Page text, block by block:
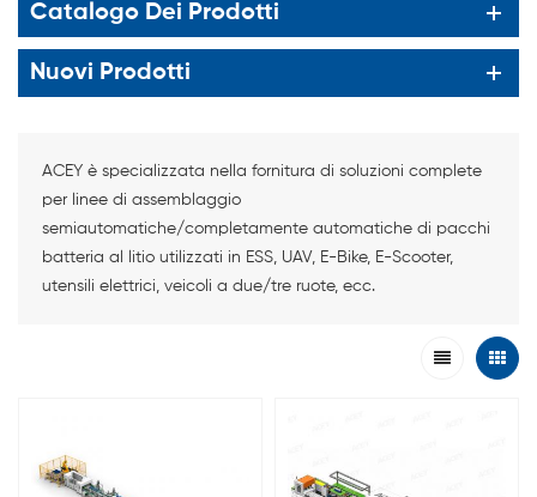
Catalogo Dei Prodotti
Nuovi Prodotti
ACEY è specializzata nella fornitura di soluzioni complete
per linee di assemblaggio
semiautomatiche/completamente automatiche di pacchi
batteria al litio utilizzati in ESS, UAV, E-Bike, E-Scooter,
utensili elettrici, veicoli a due/tre ruote, ecc.